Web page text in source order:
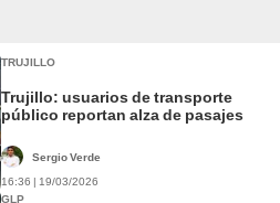
TRUJILLO
Trujillo: usuarios de transporte
público reportan alza de pasajes
Sergio Verde
16:36 | 19/03/2026
GLP